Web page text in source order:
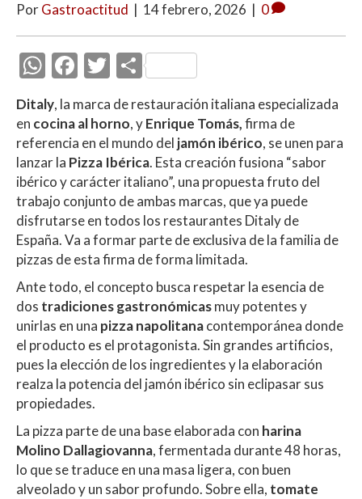
PorGastroactitud | 14 febrero, 2026 | 0
W
h
at
s
A
p
p
F
e
b
o
o
k
T
w
itt
er
C
o
m
p
ar
ti
r
Ditaly, la marca de restauración italiana especializada
en cocina al horno, yEnrique Tomás,firma de
referencia en el mundo del jamón ibérico, se unen para
lanzar la Pizza Ibérica. Esta creación fusiona “sabor
ibérico y carácter italiano”, una propuesta fruto del
trabajo conjunto de ambas marcas, que ya puede
disfrutarse en todos los restaurantes Ditaly de
España. Va a formar parte de exclusiva de la familia de
pizzas de esta firma de forma limitada.
Ante todo, el concepto busca respetar la esencia de
dos tradiciones gastronómicasmuy potentes y
unirlas en una pizza napolitanacontemporánea donde
el producto es el protagonista. Sin grandes artificios,
pues la elección de los ingredientes y la elaboración
realza la potencia del jamón ibérico sin eclipasar sus
propiedades.
La pizza parte de una base elaborada con harina
Molino Dallagiovanna, fermentada durante 48 horas,
lo que se traduce en una masa ligera, con buen
alveolado y un sabor profundo. Sobre ella, tomate